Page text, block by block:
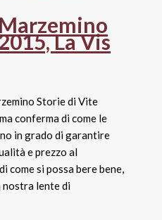
La Vis
Storie di Vite
conferma di come le
in grado di garantire
e prezzo al
come si possa bere bene,
nostra lente di